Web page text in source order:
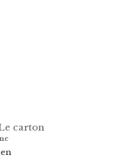
carton